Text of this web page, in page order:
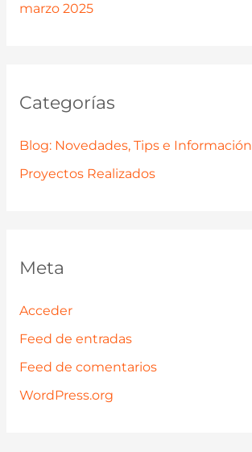
marzo 2025
Categorías
Blog: Novedades, Tips e Información
Proyectos Realizados
Meta
Acceder
Feed de entradas
Feed de comentarios
WordPress.org